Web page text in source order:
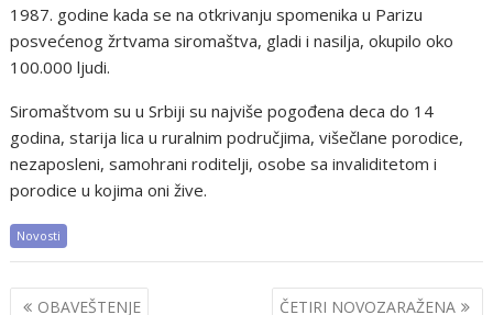
1987. godine kada se na otkrivanju spomenika u Parizu
posvećenog žrtvama siromaštva, gladi i nasilja, okupilo oko
100.000 ljudi.
Siromaštvom su u Srbiji su najviše pogođena deca do 14
godina, starija lica u ruralnim područjima, višečlane porodice,
nezaposleni, samohrani roditelji, osobe sa invaliditetom i
porodice u kojima oni žive.
Novosti
Post
OBAVEŠTENJE ČETIRI NOVOZARAŽENA